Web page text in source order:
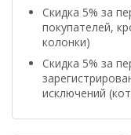
Скидка 5% за
покупателей,
колонки)
Скидка 5% за
исключений